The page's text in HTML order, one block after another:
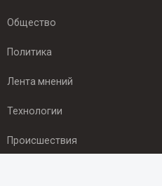
Общество
Политика
Лента мнений
Технологии
Происшествия